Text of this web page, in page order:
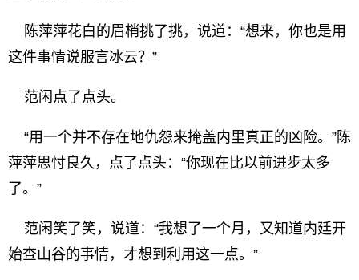
陈萍萍花白的眉梢挑了挑，说道：“想来，你也是用
这件事情说服言冰云？”
范闲点了点头。
“用一个并不存在地仇怨来掩盖内里真正的凶险。”陈
萍萍思忖良久，点了点头：“你现在比以前进步太多
了。”
范闲笑了笑，说道：“我想了一个月，又知道内廷开
始查山谷的事情，才想到利用这一点。”